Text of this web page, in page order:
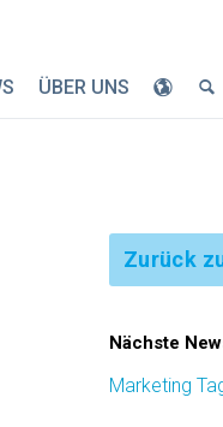
ÜBER UNS
Zurück
Nächste
Marketing